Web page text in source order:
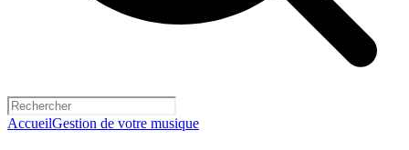
AccueilGestion de votre musique